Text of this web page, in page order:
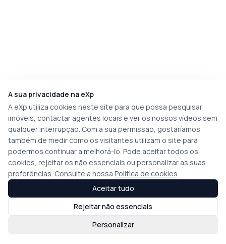
A sua privacidade na eXp
A eXp utiliza cookies neste site para que possa pesquisar
imóveis, contactar agentes locais e ver os nossos vídeos sem
qualquer interrupção. Com a sua permissão, gostaríamos
também de medir como os visitantes utilizam o site para
podermos continuar a melhorá-lo. Pode aceitar todos os
cookies, rejeitar os não essenciais ou personalizar as suas
preferências. Consulte a nossa Política de cookies
Personalizar
Rejeitar não essenciais
Aceitar tudo